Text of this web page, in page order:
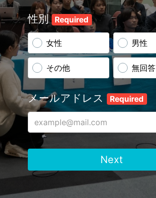
性別 Required
女性 男性
その他 無回答
メールアドレス Required
Next